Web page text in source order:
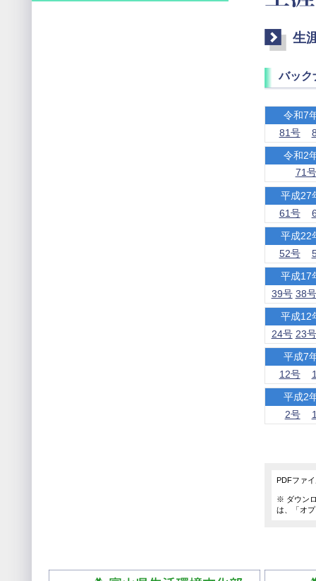
生
バック
令和7
81号
令和2
71号
平成27
61号
平成22
52号
平成17
39号 38号
平成12
24号 23号
平成7
12号
平成2
2号
PDFファ
※ ダウン
は、「オ